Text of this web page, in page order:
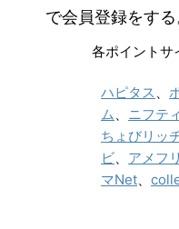
で会員登録をする
各ポイントサ
ハピタス
ム
ニフテ
ちょびリッ
ビ
アメフリ
マNet